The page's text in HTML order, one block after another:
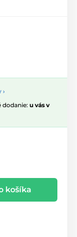
dodanie: u vás v
košíka